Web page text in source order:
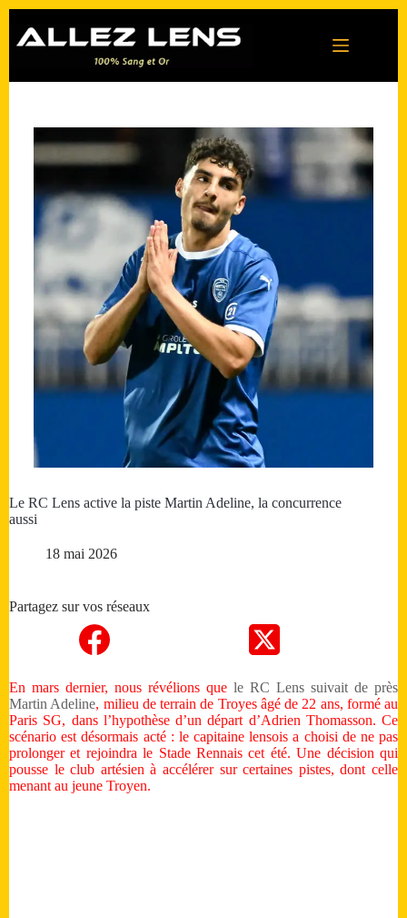
contenu
Le RC Lens active la piste Martin Adeline, la concurrence
aussi
18 mai 2026
Partagez sur vos réseaux
En mars dernier, nous révélions que le RC Lens suivait de près
Martin Adeline, milieu de terrain de Troyes âgé de 22 ans, formé au
Paris SG, dans l’hypothèse d’un départ d’Adrien Thomasson. Ce
scénario est désormais acté : le capitaine lensois a choisi de ne pas
prolonger et rejoindra le Stade Rennais cet été. Une décision qui
pousse le club artésien à accélérer sur certaines pistes, dont celle
menant au jeune Troyen.